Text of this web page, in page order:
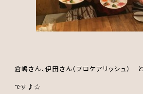
倉嶋さん、伊田さん（プロケアリッシュ）
です♪☆